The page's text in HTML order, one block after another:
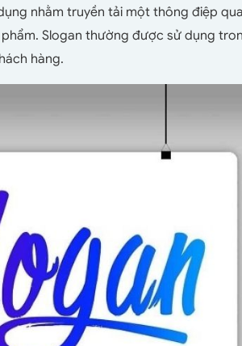
nhằm truyền tải một thông điệp
Slogan thường được sử dụng
hàng.